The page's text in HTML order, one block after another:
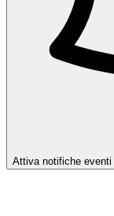
Attiva notifiche eventi